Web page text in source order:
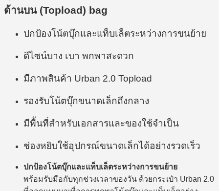
ด้านบน (Topload) bag
ปกป้องโน้ตบุ๊กและแท็บเล็ตระหว่างการขนย้าย
ดีไซน์บาง เบา พกพาสะดวก
มีภาพสินค้า Urban 2.0 Topload
รองรับโน้ตบุ๊กขนาดเล็กถึงกลาง
มีพื้นที่สำหรับเอกสารและของใช้จำเป็น
ช่องหยิบใช้อุปกรณ์ขนาดเล็กได้อย่างรวดเร็ว
ปกป้องโน้ตบุ๊กและแท็บเล็ตระหว่างการขนย้าย
พร้อมรับมือกับทุกช่วงเวลาของวัน ด้วยกระเป๋า Urban 2.0